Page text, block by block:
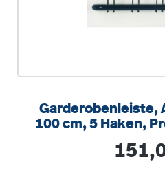
Garderobenleiste,
100 cm, 5 Haken,